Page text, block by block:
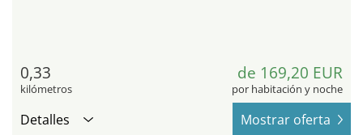
0,33
kilómetros
de 169,20 EUR
por habitación y noche
Detalles Mostrar oferta